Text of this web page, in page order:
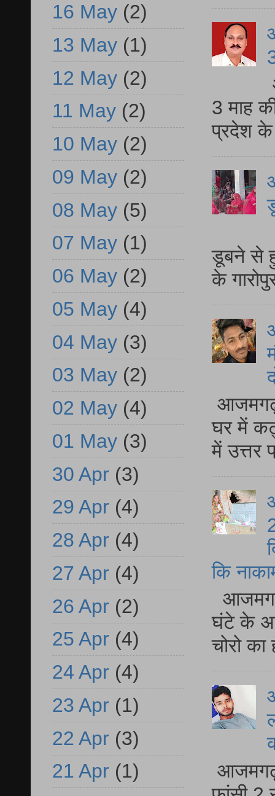
3 माह
प्रदेश
डूबने से
के
घर में
में
कि
घंटे के
चोरो
आजमगढ़
16 May (2)
13 May (1)
12 May (2)
11 May (2)
10 May (2)
09 May (2)
08 May (5)
07 May (1)
06 May (2)
05 May (4)
04 May (3)
03 May (2)
02 May (4)
01 May (3)
30 Apr (3)
29 Apr (4)
28 Apr (4)
27 Apr (4)
26 Apr (2)
25 Apr (4)
24 Apr (4)
23 Apr (1)
22 Apr (3)
21 Apr (1)